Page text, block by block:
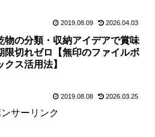
2019.08.09 2026.04.03
物の分類・収納アイデアで賞味
限切れゼロ【無印のファイルボ
クス活用法】
2019.08.08 2026.03.25
サーリンク